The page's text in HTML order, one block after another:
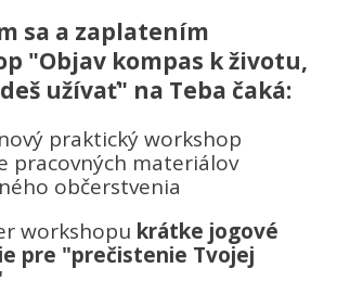
sa a zaplatením
"Objav kompas k životu,
užívať" na Teba čaká:
praktický workshop
pracovných materiálov
občerstvenia
workshopu krátke jogové
pre "prečistenie Tvojej